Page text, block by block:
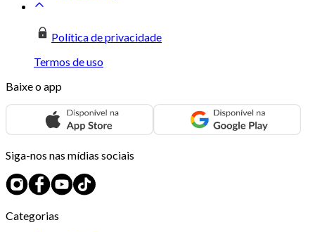
Política de privacidade
Termos de uso
Baixe o app
Siga-nos nas mídias sociais
Categorias